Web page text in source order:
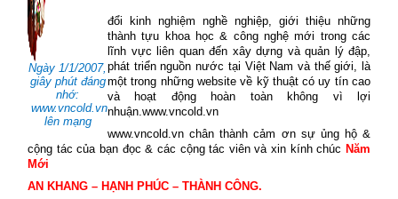
Ngày 1/1/2007,
giây phút đáng
nhớ:
www.vncold.vn
lên mạng
đổi kinh nghiệm nghề nghiệp, giới thiệu những
thành tựu khoa học & công nghệ mới trong các
lĩnh vực liên quan đến xây dựng và quản lý đập,
phát triển nguồn nước tại Việt Nam và thế giới, là
một trong những website về kỹ thuật có uy tín cao
và hoạt động hoàn toàn không vì lợi
nhuận.www.vncold.vn
www.vncold.vn chân thành cảm ơn sự ủng hộ &
cộng tác của bạn đọc & các cộng tác viên và xin kính chúc Năm
Mới
AN KHANG – HẠNH PHÚC – THÀNH CÔNG.